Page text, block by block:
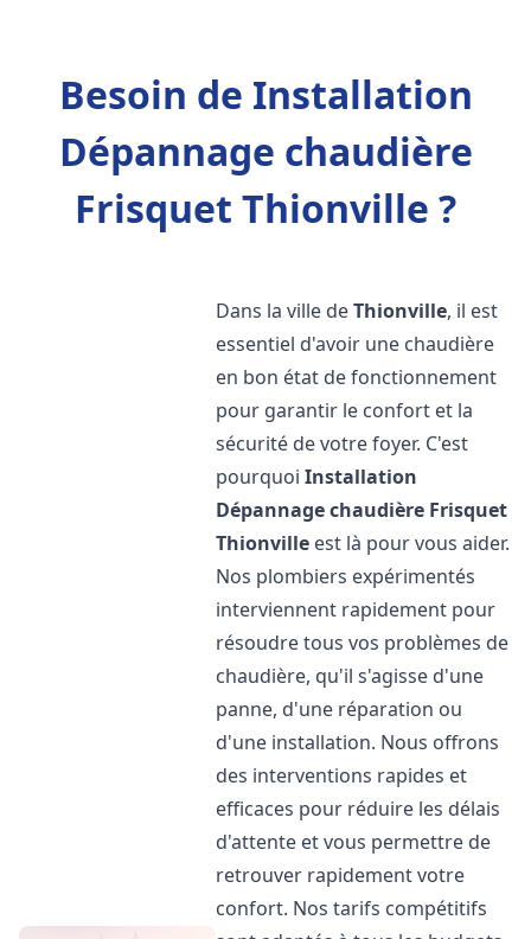
Besoin de Installation
Dépannage chaudière
Frisquet Thionville ?
Dans la ville deThionville, il est
essentiel d'avoir une chaudière
en bon état de fonctionnement
pour garantir le confort et la
sécurité de votre foyer. C'est
pourquoiInstallation
Dépannage chaudière Frisquet
Thionville est là pour vous aider.
Nos plombiers expérimentés
interviennent rapidement pour
résoudre tous vos problèmes de
chaudière, qu'il s'agisse d'une
panne, d'une réparation ou
d'une installation. Nous offrons
des interventions rapides et
efficaces pour réduire les délais
d'attente et vous permettre de
retrouver rapidement votre
confort. Nos tarifs compétitifs